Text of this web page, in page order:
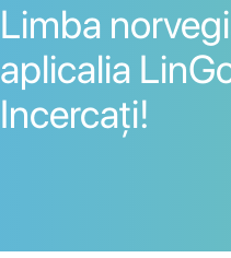
Limba
aplicalia
Incercați!